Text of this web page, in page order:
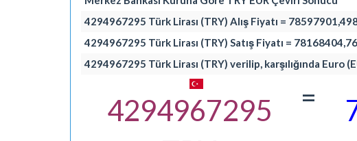
4294967295 Türk Lirası (TRY) Alış Fiyatı =
4294967295 Türk Lirası (TRY) Satış Fiyatı =
4294967295 Türk Lirası (TRY) verilip, karşılığında Euro
4294967295
=